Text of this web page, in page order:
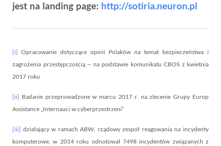
jest na landing page: http://sotiria.neuron.pl
[i] Opracowanie dotyczące opinii Polaków na temat bezpieczeństwa i
zagrożenia przestępczością – na podstawie komunikatu CBOS z kwietnia
2017 roku
[ii] Badanie przeprowadzone w marcu 2017 r. na zlecenie Grupy Europ
Assistance „Internauci w cyberprzestrzeni”
[iii] działający w ramach ABW, rządowy zespół reagowania na incydenty
komputerowe, w 2014 roku odnotował 7498 incydentów związanych z